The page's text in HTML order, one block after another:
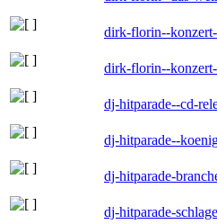
dirk-florin--
dirk-florin--
dj-hitparade--cd-
dj-hitparade--
dj-hitparade-
dj-hitparade-